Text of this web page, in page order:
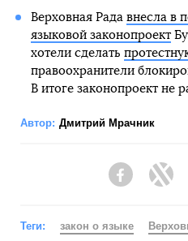
Верховная Рада внесла в
языковой законопроект
хотели сделать
правоохранители
В итоге законопроект не
Автор: Дмитрий Мрачник
Facebook
Теги: закон о языке